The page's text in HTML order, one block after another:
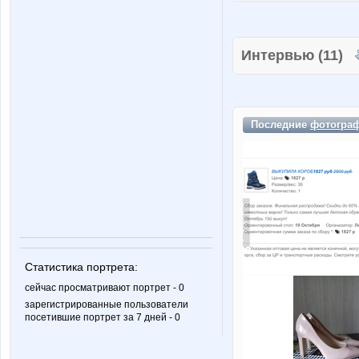
Статистика портрета:
сейчас просматривают портрет - 0
зарегистрированные пользователи
посетившие портрет за 7 дней - 0
Интервью (11)
Последние